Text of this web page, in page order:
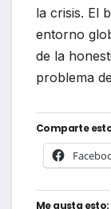
la crisis. El
entorno
de la
problema
Comparte
Me gusta esto: